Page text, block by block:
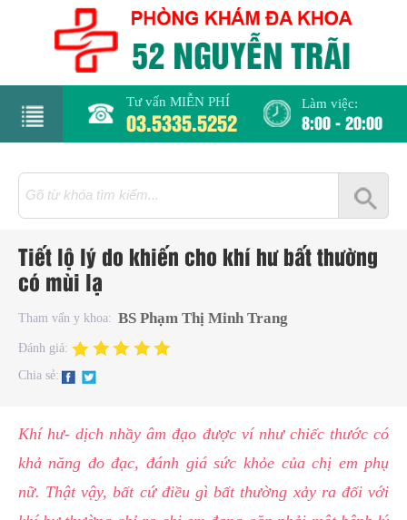
Tư vấn MIỄN PHÍ
03.5335.5252
Làm việc:
8:00 - 20:00
Tiết lộ lý do khiến cho khí hư bất thường
có mùi lạ
Tham vấn y khoa: BS Phạm Thị Minh Trang
Đánh giá:
Chia sẻ:
Khí hư- dịch nhầy âm đạo được ví như chiếc thước có
khả năng đo đạc, đánh giá sức khỏe của chị em phụ
nữ. Thật vậy, bất cứ điều gì bất thường xảy ra đối với